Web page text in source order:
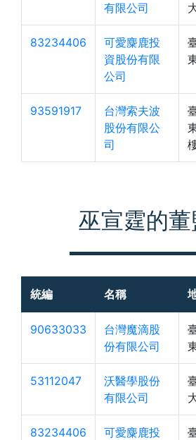
有限公司
83234406
可愛麋鹿投
資股份有限
公司
93591917
台灣索夫波
股份有限公
司
巫宣霆的
統編 名稱
90633033
台灣魔滴股
份有限公司
53112047
沃醫學股份
有限公司
83234406
可愛麋鹿投